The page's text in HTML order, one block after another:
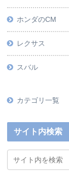
ホンダのCM
レクサス
スバル
カテゴリ一覧
サイト内検索